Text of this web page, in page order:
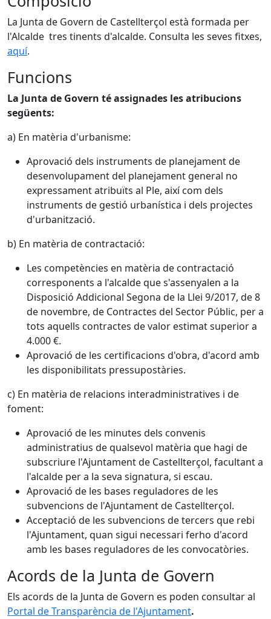
La Junta de Govern de Castellterçol està formada per
l'Alcalde tres tinents d'alcalde. Consulta les seves fitxes,
aquí.
Funcions
La Junta de Govern té assignades les atribucions
següents:
a) En matèria d'urbanisme:
Aprovació dels instruments de planejament de
desenvolupament del planejament general no
expressament atribuïts al Ple, així com dels
instruments de gestió urbanística i dels projectes
d'urbanització.
b) En matèria de contractació:
Les competències en matèria de contractació
corresponents a l'alcalde que s'assenyalen a la
Disposició Addicional Segona de la Llei 9/2017, de 8
de novembre, de Contractes del Sector Públic, per a
tots aquells contractes de valor estimat superior a
4.000 €.
Aprovació de les certificacions d'obra, d'acord amb
les disponibilitats pressupostàries.
c) En matèria de relacions interadministratives i de
foment:
Aprovació de les minutes dels convenis
administratius de qualsevol matèria que hagi de
subscriure l'Ajuntament de Castellterçol, facultant a
l'alcalde per a la seva signatura, si escau.
Aprovació de les bases reguladores de les
subvencions de l'Ajuntament de Castellterçol.
Acceptació de les subvencions de tercers que rebi
l'Ajuntament, quan sigui necessari ferho d'acord
amb les bases reguladores de les convocatòries.
Acords de la Junta de Govern
Els acords de la Junta de Govern es poden consultar al
Portal de Transparència de l'Ajuntament.